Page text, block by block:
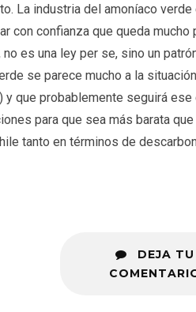
La industria del amoníaco
con confianza que queda
es una ley per se, sino un
se parece mucho a la
y que probablemente seguirá
para que sea más barata
tanto en términos de
DEJA TU